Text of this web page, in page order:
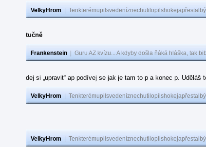
VelkyHrom
tučně
Frankenstein Guru AZ kvízu... A kdyby došla ňáká hláška, tak
dej si „upravit“ ap podívej se jak je tam to p a konec p.
VelkyHrom
VelkyHrom